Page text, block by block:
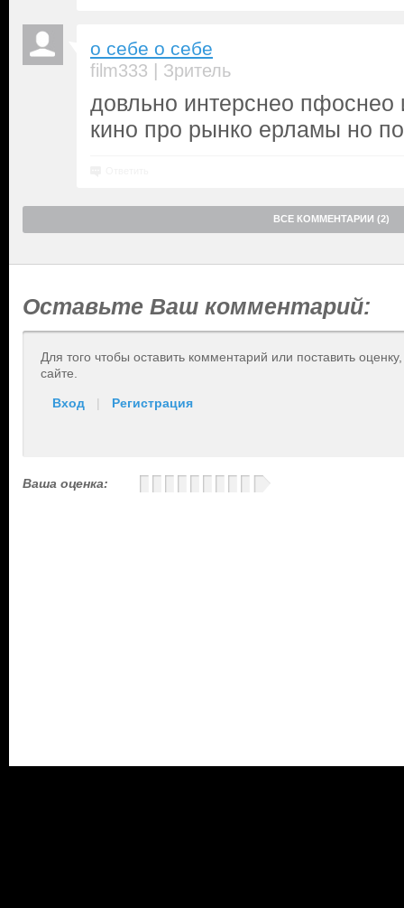
о себе о себе
film333 | Зритель
довльно интерснео пфоснео
кино про рынко ерламы но
ВСЕ КОММЕНТАРИИ (2)
Оставьте Ваш комментарий:
Для того чтобы оставить комментарий или поставить
сайте.
Вход | Регистрация
Ваша оценка: